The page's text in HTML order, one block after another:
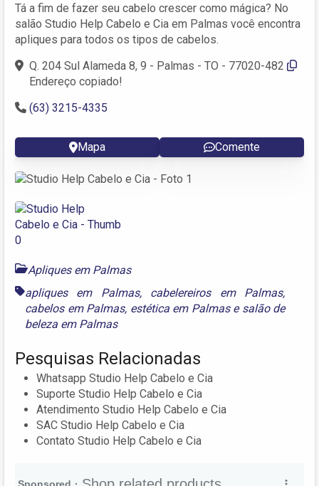
Tá a fim de fazer seu cabelo crescer como mágica? No
salão Studio Help Cabelo e Cia em Palmas você encontra
apliques para todos os tipos de cabelos.
Q. 204 Sul Alameda 8, 9 - Palmas - TO - 77020-482
Endereço copiado!
(63) 3215-4335
Mapa Comente
Apliques em Palmas
apliques em Palmas, cabelereiros em Palmas,
cabelos em Palmas, estética em Palmase salão de
beleza em Palmas
Pesquisas Relacionadas
Whatsapp Studio Help Cabelo e Cia
Suporte Studio Help Cabelo e Cia
Atendimento Studio Help Cabelo e Cia
SAC Studio Help Cabelo e Cia
Contato Studio Help Cabelo e Cia